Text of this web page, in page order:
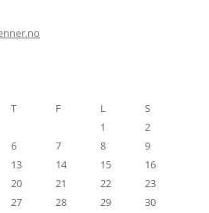
T F L
S
1
2
6 7 8
9
13 14 15
16
20 21 22
23
27 28 29
30